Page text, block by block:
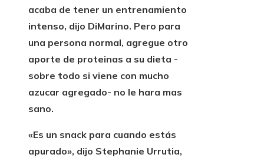
acaba de tener un entrenamiento
intenso, dijo DiMarino. Pero para
una persona normal, agregue otro
aporte de proteinas a su dieta -
sobre todo si viene con mucho
azucar agregado- no le hara mas
sano.
«Es un snack para cuando estás
apurado», dijo Stephanie Urrutia,